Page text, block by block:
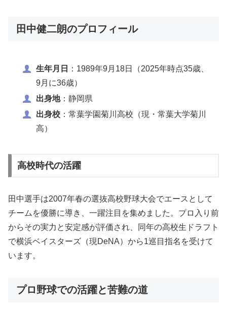
田中健二朗のプロフィール
生年月日
：1989年9月18日（2025年時点35歳、
9月に36歳）
出身地：静岡県
出身校：常葉学園菊川高校（現・常葉大学菊川
高）
高校時代の活躍
田中選手は2007年春の選抜高校野球大会でエースとして
チームを優勝に導き、一躍注目を集めました。プロ入り前
からその実力と安定感が評価され、同年の高校生ドラフト
で横浜ベイスターズ（現DeNA）から1巡目指名を受けて
います。
プロ野球での活躍と苦難の道